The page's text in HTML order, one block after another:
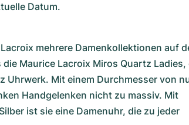
Datum.
mehrere Damenkollektionen auf
Maurice Lacroix Miros Quartz Ladies,
Mit einem Durchmesser von
Handgelenken nicht zu massiv. Mit
ist sie eine Damenuhr, die zu jeder